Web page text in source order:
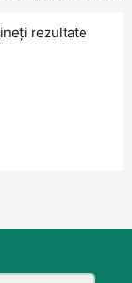
rezultate